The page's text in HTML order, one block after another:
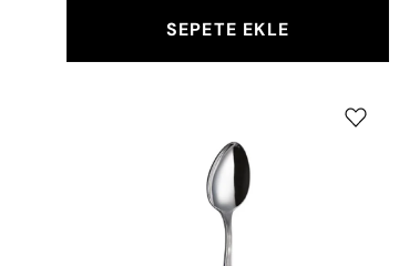
SEPETE EKLE
Çay
Kaşığı